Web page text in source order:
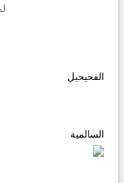
الفحيحيل
السالمية